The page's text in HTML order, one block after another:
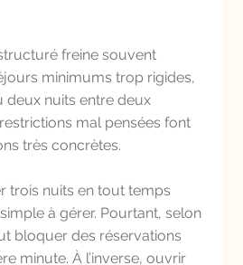
freine souvent
minimums trop rigides,
deux nuits entre deux
mal pensées font
très concrètes.
trois nuits en tout temps
à gérer. Pourtant, selon
bloquer des réservations
minute. À l’inverse, ouvrir